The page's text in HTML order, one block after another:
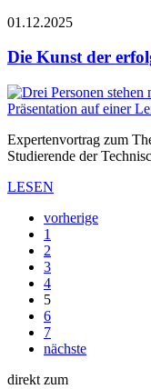
01.12.2025
Die Kunst der
Expertenvortrag zum
Studierende der
LESEN
vorherige
1
2
3
4
5
6
7
nächste
direkt zum